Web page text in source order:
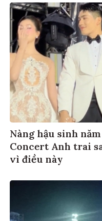
Nàng hậu sinh
Concert Anh trai
vì điều này